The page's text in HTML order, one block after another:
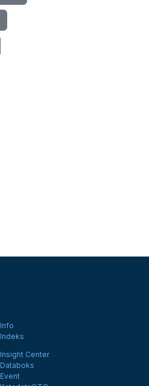
Info
Indeks
Insight Center
Databoks
Event